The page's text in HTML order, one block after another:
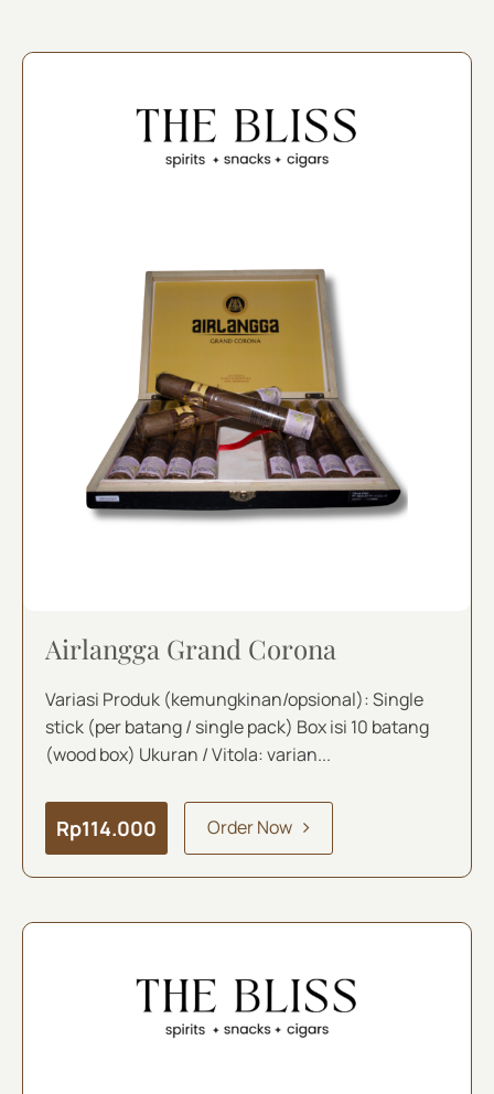
Airlangga Grand Corona
Variasi Produk (kemungkinan/opsional): Single
stick (per batang / single pack) Box isi 10 batang
(wood box) Ukuran / Vitola: varian...
Rp114.000 Order Now